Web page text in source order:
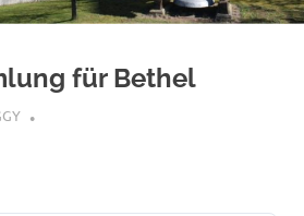
für Bethel